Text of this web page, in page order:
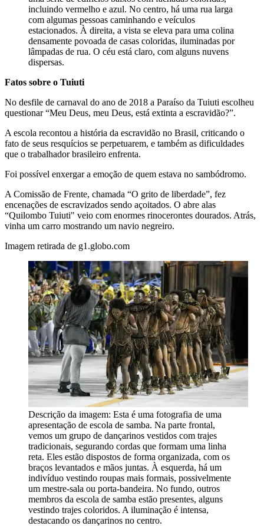
incluindo vermelho e azul. No centro, há uma rua larga
com algumas pessoas caminhando e veículos
estacionados. À direita, a vista se eleva para uma colina
densamente povoada de casas coloridas, iluminadas por
lâmpadas de rua. O céu está claro, com alguns nuvens
dispersas.
Fatos sobre o Tuiuti
No desfile de carnaval do ano de 2018 a Paraíso da Tuiuti escolheu
questionar “Meu Deus, meu Deus, está extinta a escravidão?”.
A escola recontou a história da escravidão no Brasil, criticando o
fato de seus resquícios se perpetuarem, e também as dificuldades
que o trabalhador brasileiro enfrenta.
Foi possível enxergar a emoção de quem estava no sambódromo.
A Comissão de Frente, chamada “O grito de liberdade”, fez
encenações de escravizados sendo açoitados. O abre alas
“Quilombo Tuiuti" veio com enormes rinocerontes dourados. Atrás,
vinha um carro mostrando um navio negreiro.
Imagem retirada de g1.globo.com
Descrição da imagem: Esta é uma fotografia de uma
apresentação de escola de samba. Na parte frontal,
vemos um grupo de dançarinos vestidos com trajes
tradicionais, segurando cordas que formam uma linha
reta. Eles estão dispostos de forma organizada, com os
braços levantados e mãos juntas. À esquerda, há um
indivíduo vestindo roupas mais formais, possivelmente
um mestre-sala ou porta-bandeira. No fundo, outros
membros da escola de samba estão presentes, alguns
vestindo trajes coloridos. A iluminação é intensa,
destacando os dançarinos no centro.